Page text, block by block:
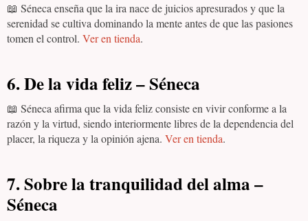
📖 Séneca enseña que la ira nace de juicios apresurados y que la
serenidad se cultiva dominando la mente antes de que las pasiones
tomen el control. Ver en tienda.
6. De la vida feliz – Séneca
📖 Séneca afirma que la vida feliz consiste en vivir conforme a la
razón y la virtud, siendo interiormente libres de la dependencia del
placer, la riqueza y la opinión ajena. Ver en tienda.
7. Sobre la tranquilidad del alma –
Séneca